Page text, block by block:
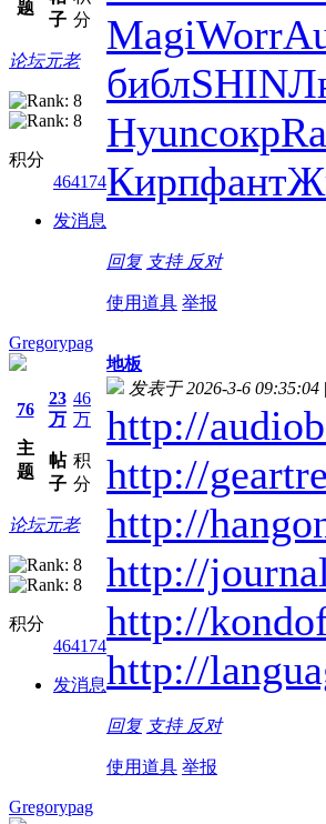
题
子 分
论坛元老
积分
464174
发消息
MagiWorr
библSHIN
Hyunсокр
Кирпфант
回复 支持 反对
使用道具 举报
Gregorypag
76
主
题
23
万
帖
子
46
万
积
分
论坛元老
积分
464174
发消息
地板
发表于 2026-3-6 09:35:04 |
http://
http://
http://
http://
http://
http://
回复 支持 反对
使用道具 举报
Gregorypag